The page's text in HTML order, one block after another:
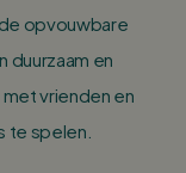
opvouwbare
duurzaam en
vrienden en
te spelen.